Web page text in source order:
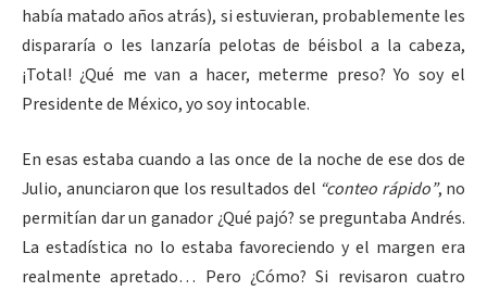
había matado años atrás), si estuvieran, probablemente les
dispararía o les lanzaría pelotas de béisbol a la cabeza,
¡Total! ¿Qué me van a hacer, meterme preso? Yo soy el
Presidente de México, yo soy intocable.
En esas estaba cuando a las once de la noche de ese dos de
Julio, anunciaron que los resultados del “conteo rápido”, no
permitían dar un ganador ¿Qué pajó? se preguntaba Andrés.
La estadística no lo estaba favoreciendo y el margen era
realmente apretado… Pero ¿Cómo? Si revisaron cuatro